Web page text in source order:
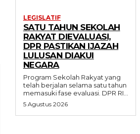
LEGISLATIF
SATU TAHUN SEKOLAH
RAKYAT DIEVALUASI,
DPR PASTIKAN IJAZAH
LULUSAN DIAKUI
NEGARA
Program Sekolah Rakyat yang
telah berjalan selama satu tahun
memasuki fase evaluasi. DPR RI...
5 Agustus 2026